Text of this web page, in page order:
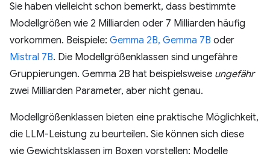
Sie haben vielleicht schon bemerkt, dass bestimmte
Modellgrößen wie 2 Milliarden oder 7 Milliarden häufig
vorkommen. Beispiele: Gemma 2B, Gemma 7B oder
Mistral 7B. Die Modellgrößenklassen sind ungefähre
Gruppierungen. Gemma 2B hat beispielsweise ungefähr
zwei Milliarden Parameter, aber nicht genau.
Modellgrößenklassen bieten eine praktische Möglichkeit,
die LLM-Leistung zu beurteilen. Sie können sich diese
wie Gewichtsklassen im Boxen vorstellen: Modelle